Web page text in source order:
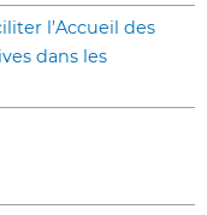
l’Accueil des
dans les